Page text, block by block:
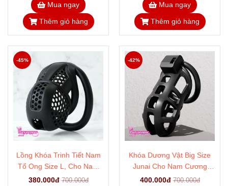
Mua ngay
Thêm giỏ hàng
Mua ngay
Thêm giỏ hàng
Lồng Khóa Trinh Tiết Nam
Tổ Ong Size L, Cho Nam
Dưới 16cm
380.000đ 700.000đ
-45%
Khóa Dương Vật Big Size
Junai Cho Nam Cương
Trên 16cm
400.000đ 700.000đ
-42%